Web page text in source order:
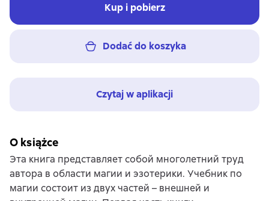
Kup i pobierz
Dodać do koszyka
Czytaj w aplikacji
O książce
Эта книга представляет собой многолетний труд
автора в области магии и эзотерики. Учебник по
магии состоит из двух частей – внешней и